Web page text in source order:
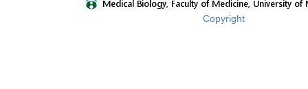
Copyright